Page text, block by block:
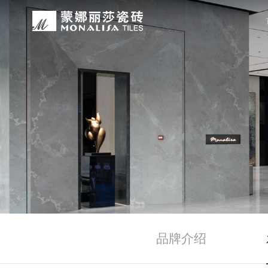
品牌介绍
发展历程
资质荣誉
科研实力
行业地位
蒙娜丽莎瓷砖品牌隶属蒙娜丽莎集团
生活空间，产品涵盖陶瓷砖和陶瓷薄
莎”的品牌发展理念，将蒙娜丽莎的
的同时，享受高品质的服务所带来的
家装案例
全景合集
家装指南
蒙娜丽莎陶瓷砖、陶瓷大板、岩板多
套家装案例的应用展示，为大家提供
无极·石界
蒙娜丽莎「無極·石界」系列遵循“无
计蓝本，融合当代的材料应用美学，
规、重构空间法则，实现情绪空间的
授权门店
门店服务
网络商城
网销声明
铺贴指导
瓷砖百科
蒙娜丽莎在全国拥有超过4000家专卖
费者带来更多的消费与体验场景。与
服务”体系以及“密缝铺贴”系统，全
装烦恼，实现无忧省心焕新家。
品牌动态
产品解码
集团新闻
供应商招募
蒙娜丽莎的微笑作为营销服务的核心
服务所带来的精神回报，满足人们多
公装案例
战略合作
以完善的房地产战略合作管理体系，
务，为陶瓷行业和房地产企业的战略
品牌介绍